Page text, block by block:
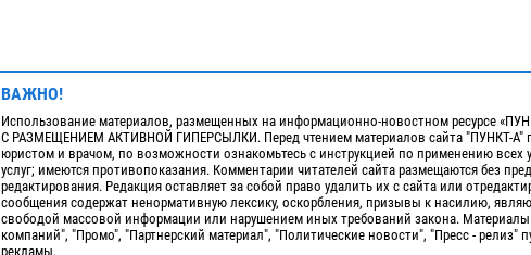
ВАЖНО!
Использование материалов, размещенных на информационно-новостном ресурсе
С РАЗМЕЩЕНИЕМ АКТИВНОЙ ГИПЕРСЫЛКИ. Перед чтением материалов сайта "ПУНКТ-А"
юристом и врачом, по возможности ознакомьтесь с инструкцией по применению всех
услуг; имеются противопоказания. Комментарии читателей сайта размещаются без
редактирования. Редакция оставляет за собой право удалить их с сайта или
сообщения содержат ненормативную лексику, оскорбления, призывы к насилию,
свободой массовой информации или нарушением иных требований закона.
компаний", "Промо", "Партнерский материал", "Политические новости", "Пресс - релиз"
рекламы.